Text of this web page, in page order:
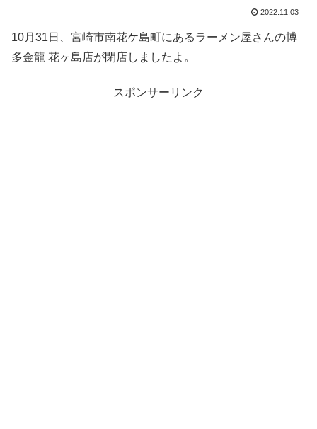
2022.11.03
10月31日、宮崎市南花ケ島町にあるラーメン屋さんの博
多金龍 花ヶ島店が閉店しましたよ。
スポンサーリンク